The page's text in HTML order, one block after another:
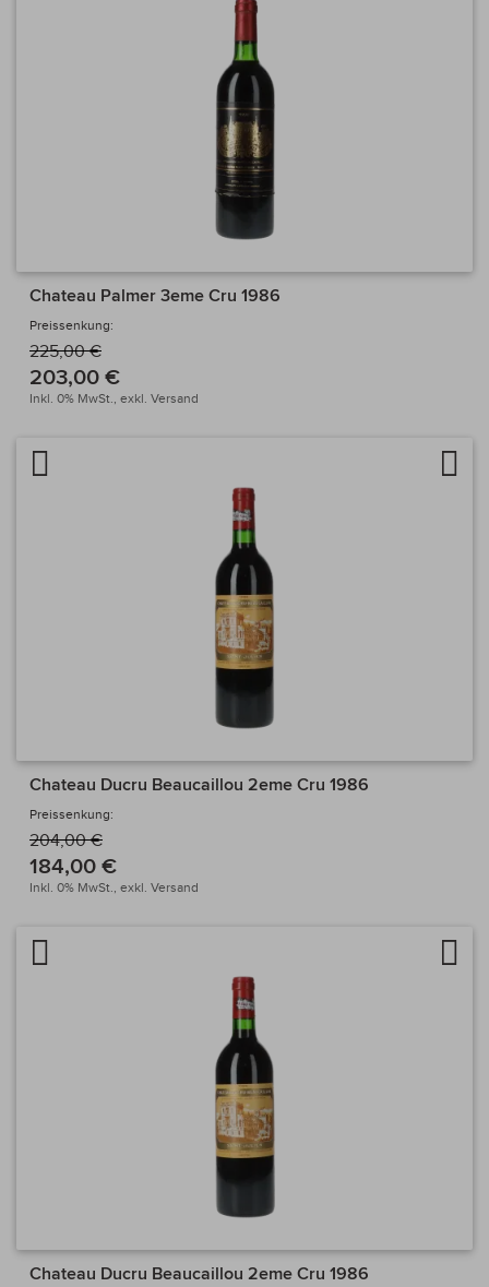
Chateau Palmer 3eme Cru 1986
Preissenkung:
225,00 €
203,00 €
Inkl. 0% MwSt., exkl. Versand
Chateau Ducru Beaucaillou 2eme Cru 1986
Preissenkung:
204,00 €
184,00 €
Inkl. 0% MwSt., exkl. Versand
Chateau Ducru Beaucaillou 2eme Cru 1986